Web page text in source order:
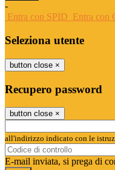
-
Entra con SPID Entra con
Seleziona utente
button close ×
Recupero password
button close ×
all'indirizzo indicato con le
E-mail inviata, si prega di